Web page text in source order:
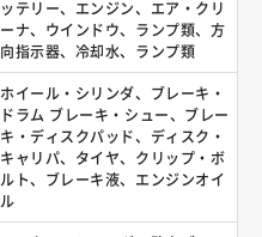
ッテリー、エンジン、エア・クリ
ーナ、ウインドウ、ランプ類、方
向指示器、冷却水、ランプ類
ホイール・シリンダ、ブレーキ・
ドラム ブレーキ・シュー、ブレー
キ・ディスクパッド、ディスク・
キャリパ、タイヤ、クリップ・ボ
ルト、ブレーキ液、エンジンオイ
ル